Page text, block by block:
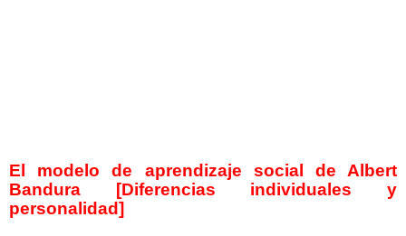
El modelo de aprendizaje social de Albert
Bandura [Diferencias individuales y
personalidad]